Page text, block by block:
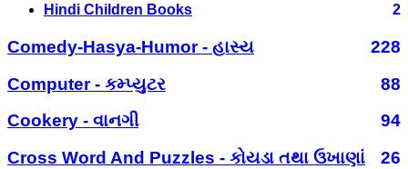
Hindi Children Books 2
Comedy-Hasya-Humor - હાસ્ય
228
Computer - કમ્પ્યુટર
88
Cookery - વાનગી
94
Cross Word And Puzzles - કોયડા તથા ઉખાણાં
26